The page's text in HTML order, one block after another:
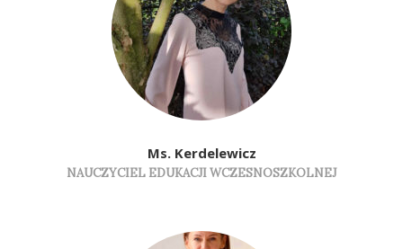
Ms. Kerdelewicz
NAUCZYCIEL EDUKACJI WCZESNOSZKOLNEJ